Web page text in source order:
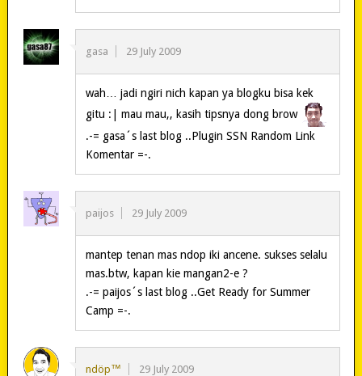
gasa 29 July 2009
wah… jadi ngiri nich kapan ya blogku bisa kek
gitu :| mau mau,, kasih tipsnya dong brow
.-= gasa´s last blog ..Plugin SSN Random Link
Komentar =-.
paijos 29 July 2009
mantep tenan mas ndop iki ancene. sukses selalu
mas.btw, kapan kie mangan2-e ?
.-= paijos´s last blog ..Get Ready for Summer
Camp =-.
ndöp™ 29 July 2009